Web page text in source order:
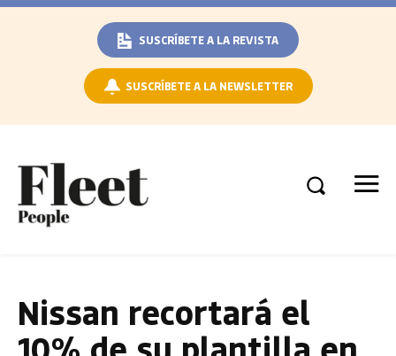
SUSCRÍBETE A LA REVISTA
SUSCRÍBETE A LA NEWSLETTER
Nissan recortará el